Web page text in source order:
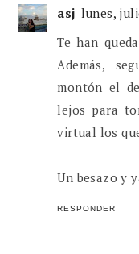
asj lunes,
Te han
Además,
montón el
lejos para
virtual los
Un besazo y
RESPONDER